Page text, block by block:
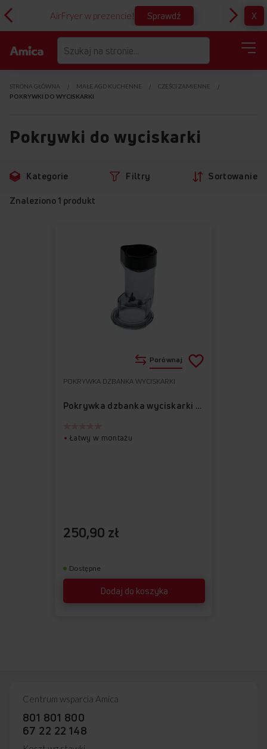
AirFryer w prezencie! Sprawdź X
STRONA GŁÓWNA MAŁE AGD KUCHENNE
CZĘŚCI ZAMIENNE
POKRYWKI DO WYCISKARKI
Pokrywki do wyciskarki
do
Kategorie Filtry Sortowanie
Znaleziono 1 produkt
POKRYWKA DZBANKA WYCISKARKI
Pokrywka dzbanka wyciskarki APJ1001
Dodaj do koszyka
Łatwy w montażu
250,90 zł
Dostępne
Porównaj
do
Centrum wsparcia Amica
801 801 800
67 22 22 148